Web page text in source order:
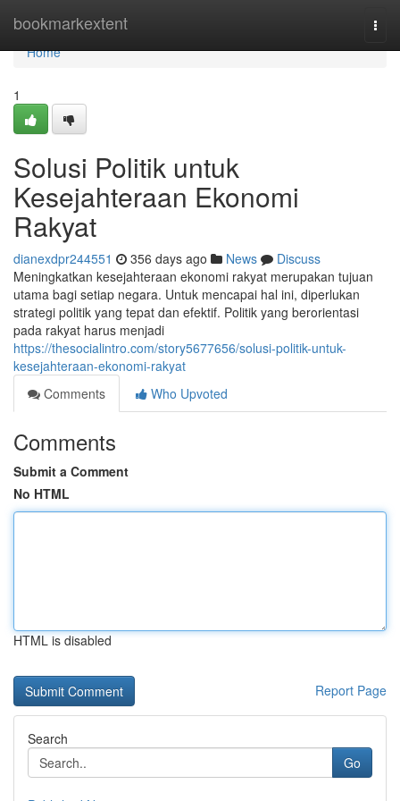
bookmarkextent
Home
Home
1
Solusi Politik untuk
Kesejahteraan Ekonomi
Rakyat
dianexdpr244551 356 days ago News
Discuss
Meningkatkan kesejahteraan ekonomi rakyat merupakan tujuan
utama bagi setiap negara. Untuk mencapai hal ini, diperlukan
strategi politik yang tepat dan efektif. Politik yang berorientasi
pada rakyat harus menjadi
https://thesocialintro.com/story5677656/solusi-politik-untuk-
kesejahteraan-ekonomi-rakyat
Comments
Who Upvoted
Comments
Submit a Comment
No HTML
HTML is disabled
Report Page
Search
Go